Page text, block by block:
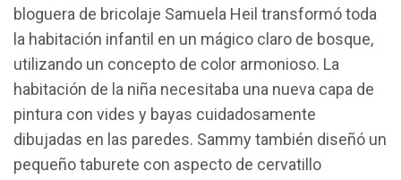
bloguera de bricolaje Samuela Heil transformó toda
la habitación infantil en un mágico claro de bosque,
utilizando un concepto de color armonioso. La
habitación de la niña necesitaba una nueva capa de
pintura con vides y bayas cuidadosamente
dibujadas en las paredes. Sammy también diseñó un
pequeño taburete con aspecto de cervatillo